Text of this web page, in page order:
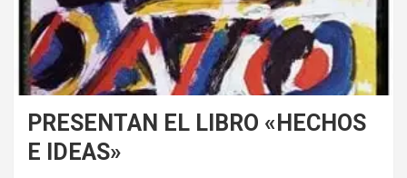
PRESENTAN EL LIBRO «HECHOS
E IDEAS»